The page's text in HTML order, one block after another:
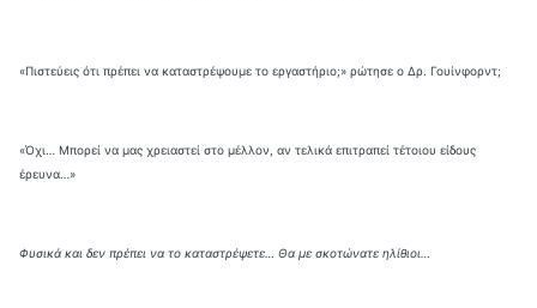
«Πιστεύεις ότι πρέπει να καταστρέψουμε το εργαστήριο;» ρώτησε ο Δρ. Γουίνφορντ;
«Όχι… Μπορεί να μας χρειαστεί στο μέλλον, αν τελικά επιτραπεί τέτοιου είδους
έρευνα…»
Φυσικά και δεν πρέπει να το καταστρέψετε… Θα με σκοτώνατε ηλίθιοι…